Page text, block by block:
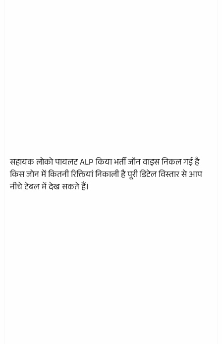
सहायक लोको पायलट ALP किया भर्ती जॉन वाइस निकल गई है
किस जोन में कितनी रिक्तियां निकाली है पूरी डिटेल विस्तार से आप
नीचे टेबल में देख सकते हैं।